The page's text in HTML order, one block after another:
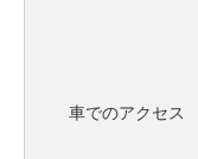
車でのアクセス